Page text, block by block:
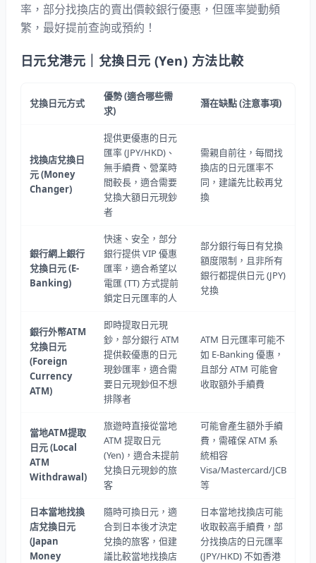
率，部分找換店的賣出價較銀行優惠，但匯率變動頻
繁，最好提前查詢或預約！
日元兌港元｜兌換日元 (Yen) 方法比較
兌換日元方式
優勢(適合哪些需
求)
潛在缺點(注意事項)
找換店兌換日
元(Money
Changer)
提供更優惠的日元
匯率 (JPY/HKD)、
無手續費、營業時
間較長，適合需要
兌換大額日元現鈔
者
需親自前往，每間找
換店的日元匯率不
同，建議先比較再兌
換
銀行網上銀行
兌換日元(E-
Banking)
快速、安全，部分
銀行提供 VIP 優惠
匯率，適合希望以
電匯 (TT) 方式提前
鎖定日元匯率的人
部分銀行每日有兌換
額度限制，且非所有
銀行都提供日元 (JPY)
兌換
銀行外幣ATM
兌換日元
(Foreign
Currency
ATM)
即時提取日元現
鈔，部分銀行 ATM
提供較優惠的日元
現鈔匯率，適合需
要日元現鈔但不想
排隊者
ATM 日元匯率可能不
如 E-Banking 優惠，
且部分 ATM 可能會
收取額外手續費
當地ATM提取
日元(Local
ATM
Withdrawal)
旅遊時直接從當地
ATM 提取日元
(Yen)，適合未提前
兌換日元現鈔的旅
客
可能會產生額外手續
費，需確保 ATM 系
統相容
Visa/Mastercard/JCB
等
日本當地找換
店兌換日元
(Japan
Money
隨時可換日元，適
合到日本後才決定
兌換的旅客，但建
議比較當地找換店
日本當地找換店可能
收取較高手續費，部
分找換店的日元匯率
(JPY/HKD) 不如香港